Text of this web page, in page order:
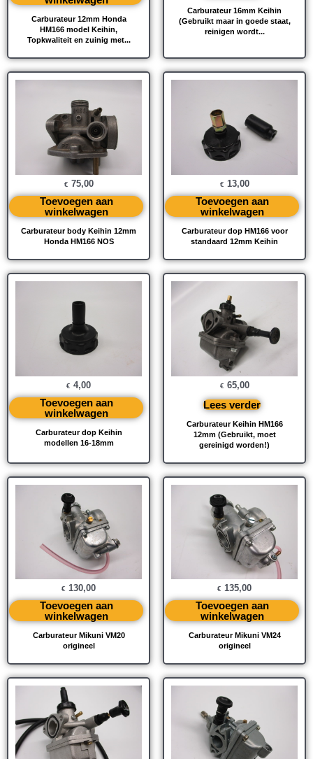
Carburateur 12mm Honda
HM166 model Keihin,
Topkwaliteit en zuinig met...
Carburateur 16mm Keihin
(Gebruikt maar in goede staat,
reinigen wordt...
Carburateur body Keihin 12mm
Honda HM166 NOS
€ 75,00
Toevoegen aan
winkelwagen
Carburateur dop HM166 voor
standaard 12mm Keihin
€ 13,00
Toevoegen aan
winkelwagen
Carburateur dop Keihin
modellen 16-18mm
€ 4,00
Toevoegen aan
winkelwagen
Carburateur Keihin HM166
12mm (Gebruikt, moet
gereinigd worden!)
€ 65,00
Lees verder
Carburateur Mikuni VM20
origineel
€ 130,00
Toevoegen aan
winkelwagen
Carburateur Mikuni VM24
origineel
€ 135,00
Toevoegen aan
winkelwagen